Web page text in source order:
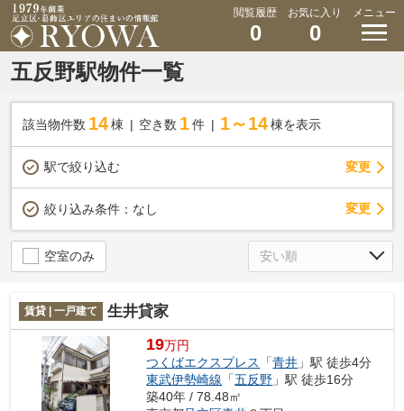
閲覧履歴
0
お気に入り
0
メニュー
五反野駅物件一覧
該当物件数 14棟 空き数 1 件 1～14 棟を表示
駅で絞り込む 変更
絞り込み条件： なし 変更
空室のみ
賃貸 | 一戸建て 生井貸家
19万円
つくばエクスプレス
「青井 」駅 徒歩4分
東武伊勢崎線 「五反野 」駅 徒歩16分
築40年 / 78.48㎡